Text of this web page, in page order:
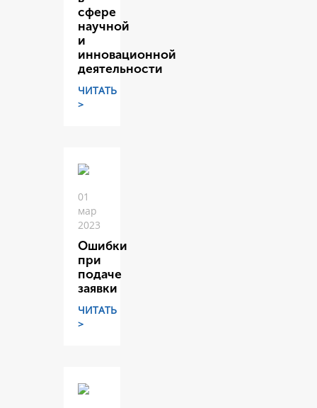
сфере
научной
и
инновационной
деятельности
ЧИТАТЬ
>
01
мар
2023
Ошибки
при
подаче
заявки
ЧИТАТЬ
>